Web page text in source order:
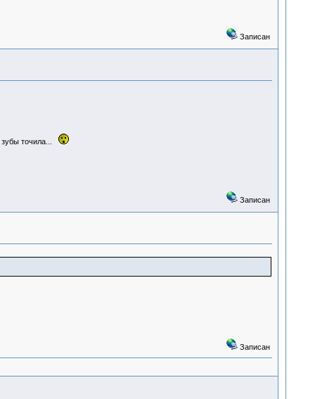
Записан
точила...
Записан
Записан